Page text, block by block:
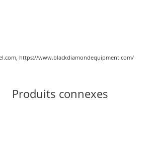
https://www.blackdiamondequipment.com/
Produits connexes